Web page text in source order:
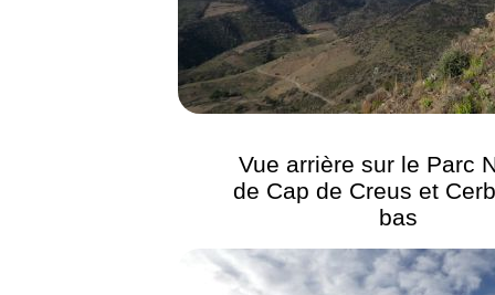
Vue arrière sur le Parc
de Cap de Creus et
bas